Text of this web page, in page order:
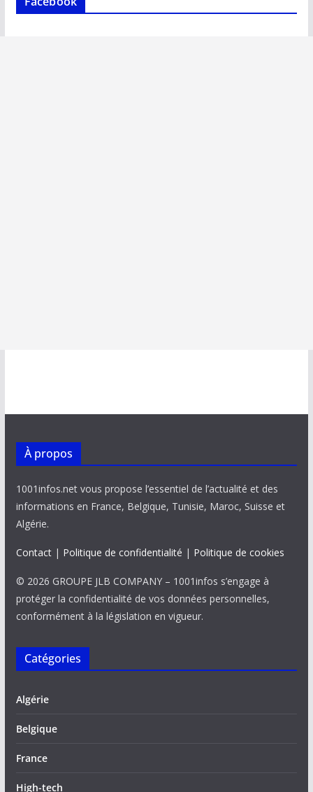
À propos
1001infos.net vous propose l’essentiel de l’actualité et des
informations en France, Belgique, Tunisie, Maroc, Suisse et
Algérie.
Contact| Politique de confidentialité | Politique de cookies
© 2026 GROUPE JLB COMPANY – 1001infos s’engage à
protéger la confidentialité de vos données personnelles,
conformément à la législation en vigueur.
Catégories
Algérie
Belgique
France
High-tech